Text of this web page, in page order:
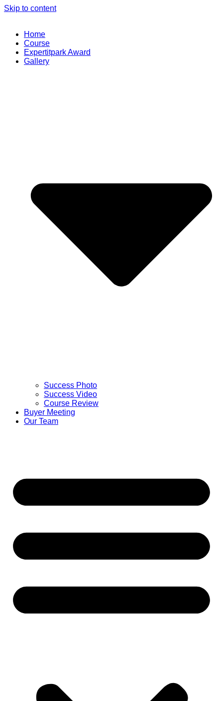
Skip to content
Home
Course
Expertitpark Award
Gallery
Success Photo
Success Video
Course Review
Buyer Meeting
Our Team